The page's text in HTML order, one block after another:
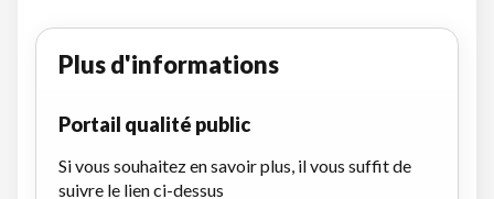
Plus d'informations
Portail qualité public
Si vous souhaitez en savoir plus, il vous suffit de
suivre le lien ci-dessus